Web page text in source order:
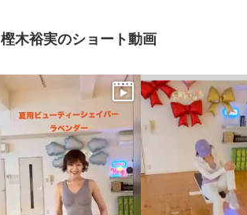
樫木裕実のショート動画